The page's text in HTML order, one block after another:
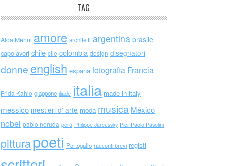
TAG
Alda Merini amore architetti argentina brasile
capolavori chile cile colombia design disegnatori
donne english espana fotografia Francia
Frida Kahlo giappone iliade italia made in italy
messico mestieri d' arte moda musica México
nobel pablo neruda perù Philippe Jaroussky Pier Paolo Pasolini
pitturapoeti Portogallo racconti brevi registi